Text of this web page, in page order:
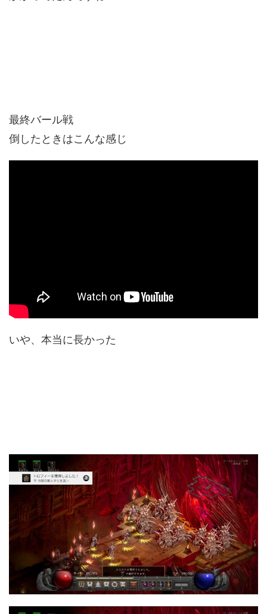
最終バール戦
倒したときはこんな感じ
いや、本当に長かった